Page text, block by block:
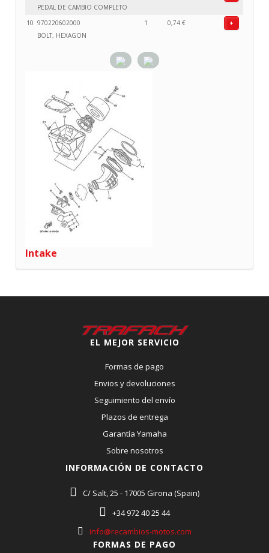
PEDAL DE CAMBIO COMPLETO
10 970220602000
BOLT, HEXAGON
1 0,74 € +
Intake
EL MEJOR SERVICIO
Formas de pago
Envios y devoluciones
Seguimiento del envío
Plazos de entrega
Garantía Yamaha
Sobre nosotros
INFORMACIÓN DE CONTACTO
C/ Salt, 25 - 17005 Girona (Spain)
+34 972 40 25 44
info@recambios-motos.com
FORMAS DE PAGO